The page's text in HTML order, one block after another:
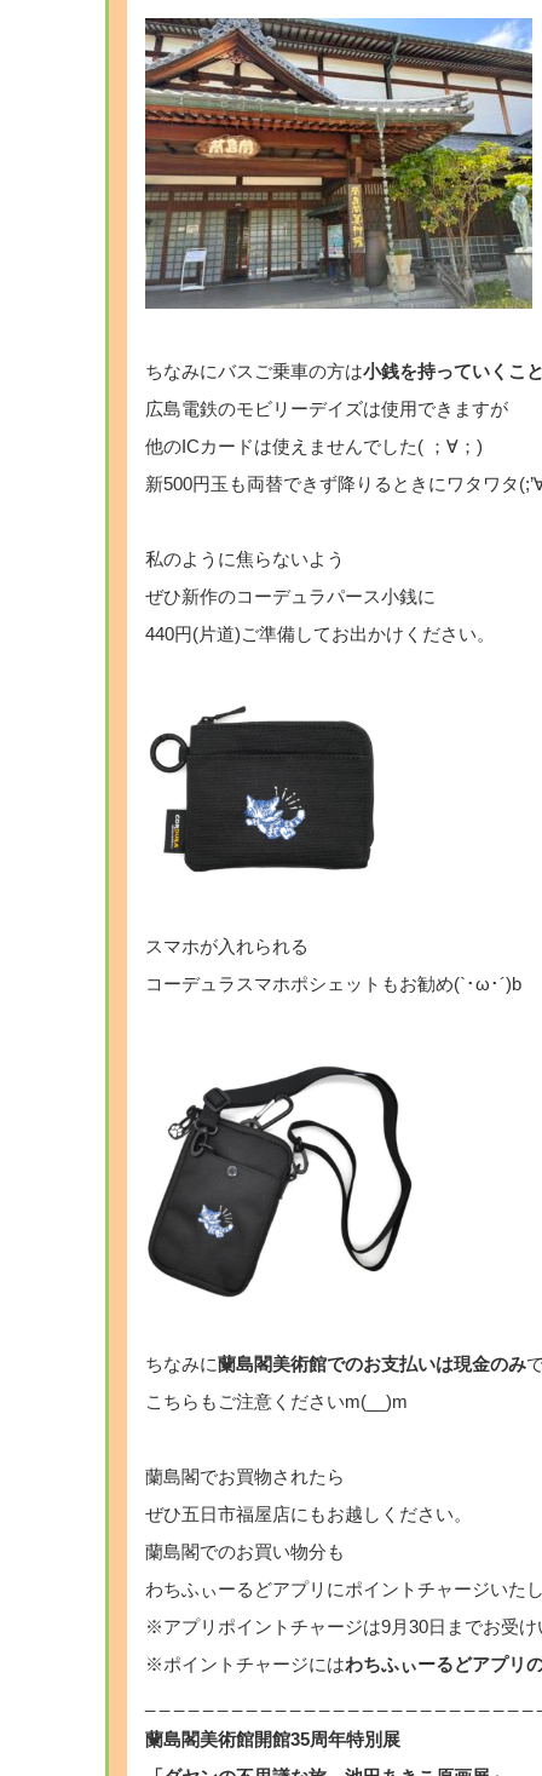
ちなみにバスご乗車の方は小銭を持っていくこ
広島電鉄のモビリーデイズは使用できますが
他のICカードは使えませんでした( ；∀；)
新500円玉も両替できず降りるときにワタワタ
私のように焦らないよう
ぜひ新作のコーデュラパース小銭に
440円(片道)ご準備してお出かけください。
スマホが入れられる
コーデュラスマホポシェットもお勧め(`･ω･´)b
ちなみに蘭島閣美術館でのお支払いは現金のみ
こちらもご注意くださいm(__)m
蘭島閣でお買物されたら
ぜひ五日市福屋店にもお越しください。
蘭島閣でのお買い物分も
わちふぃーるどアプリにポイントチャージいた
※アプリポイントチャージは9月30日までお受け
※ポイントチャージにはわちふぃーるどアプリ
蘭島閣美術館開館35周年特別展